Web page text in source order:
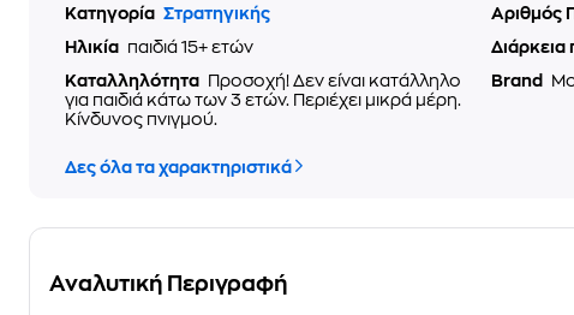
Κατηγορία Στρατηγικής Αριθμός
Ηλικία παιδιά 15+ ετών Διάρκεια
Καταλληλότητα
Προσοχή! Δεν είναι κατάλληλο
για παιδιά κάτω των 3 ετών. Περιέχει μικρά μέρη.
Κίνδυνος πνιγμού.
Brand
Δες όλα τα χαρακτηριστικά
Αναλυτική Περιγραφή